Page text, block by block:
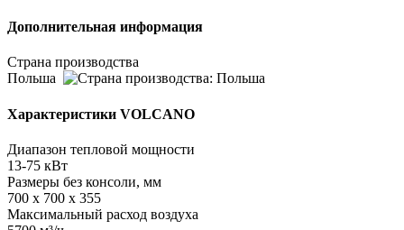
Дополнительная информация
Страна производства
Польша
Характеристики VOLCANO
Диапазон тепловой мощности
13-75 кВт
Размеры без консоли, мм
700 x 700 x 355
Максимальный расход воздуха